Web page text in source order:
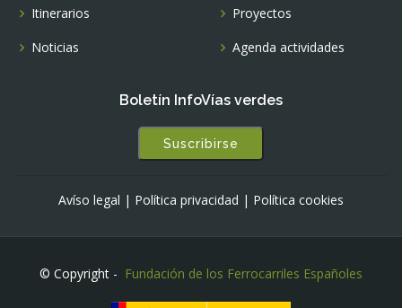
Itinerarios
Noticias
Proyectos
Agenda actividades
Boletín InfoVías verdes
Suscribirse
Avíso legal | Política privacidad | Política cookies
© Copyright - Fundación de los Ferrocarriles Españoles